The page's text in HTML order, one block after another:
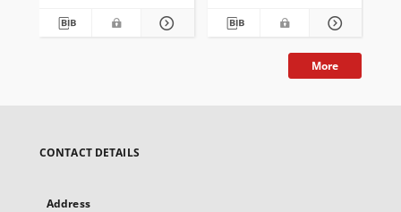
More
CONTACT DETAILS
Address